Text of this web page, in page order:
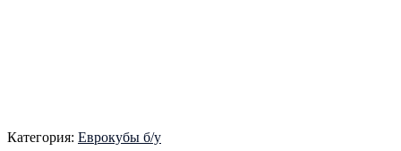
Категория: Еврокубы б/у